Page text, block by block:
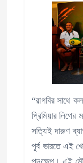
“রাগবির সাথে
প্রিমিয়ার লিগের
সত্যিই দারুণ
পূর্ব ভারতে এই